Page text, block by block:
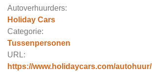
Autoverhuurders:
Holiday Cars
Categorie:
Tussenpersonen
URL:
https://www.holidaycars.com/autohuur/